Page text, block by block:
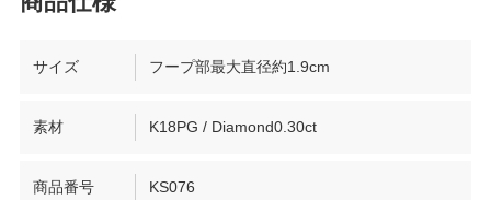
サイズ フープ部最大直径約1.9cm
素材 K18PG / Diamond0.30ct
商品番号 KS076